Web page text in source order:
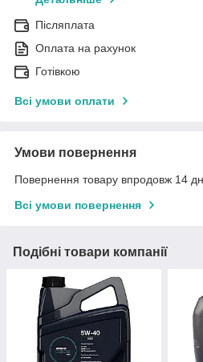
Післяплата
Оплата на рахунок
Готівкою
Всі умови оплати
Умови повернення
Повернення товару впродовж 14
Всі умови повернення
Подібні товари компанії